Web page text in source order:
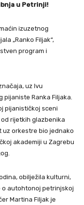
u Petrinji!
izuzetnog
„Ranko Filjak“,
program i
uz Ivu
Ranka Filjaka.
pijanističkoj sceni
rijetkih glazbenika
uz orkestre bio jednako
akademiji u Zagrebu
obilježila kulturni,
o autohtonoj petrinjskoj
Martina Filjak je